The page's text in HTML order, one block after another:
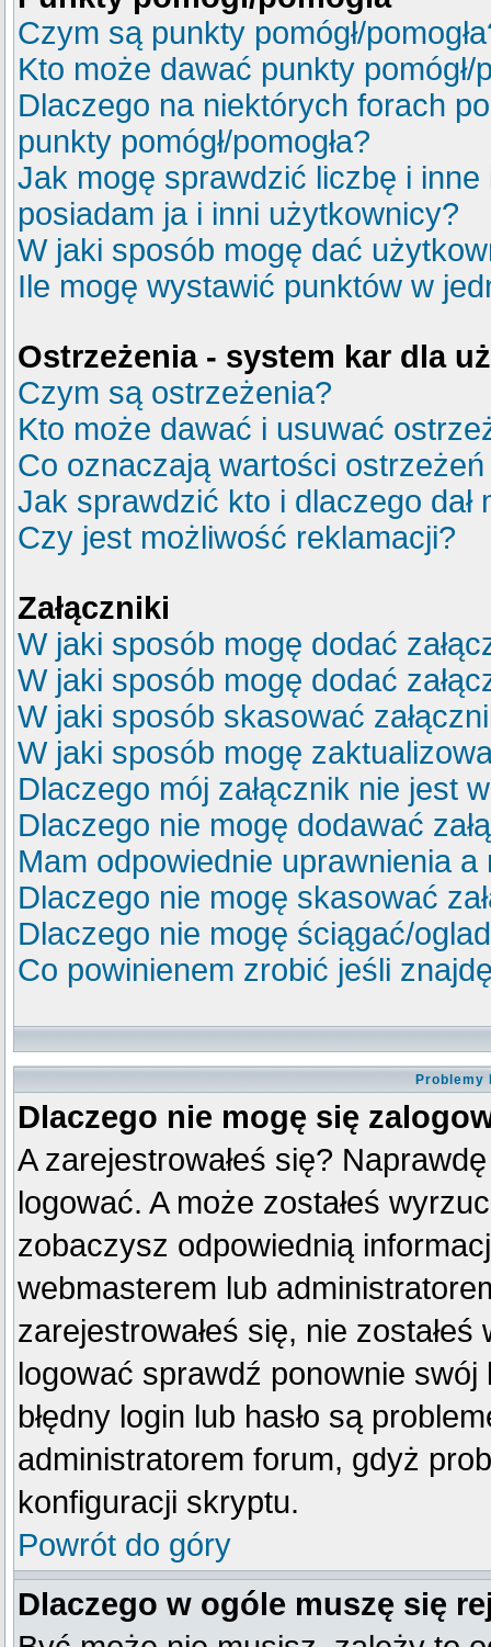
Czym są punkty pomógł/
Kto może dawać punkty pomógł/
Dlaczego na niektórych forach
punkty pomógł/pomogła?
Jak mogę sprawdzić liczbę i
posiadam ja i inni użytkownicy?
W jaki sposób mogę dać
Ile mogę wystawić punktów w
Ostrzeżenia - system kar dla
Czym są ostrzeżenia?
Kto może dawać i usuwać
Co oznaczają wartości
Jak sprawdzić kto i dlaczego dał
Czy jest możliwość reklamacji?
Załączniki
W jaki sposób mogę dodać
W jaki sposób mogę dodać
W jaki sposób skasować
W jaki sposób mogę
Dlaczego mój załącznik nie jest
Dlaczego nie mogę dodawać
Mam odpowiednie uprawnienia
Dlaczego nie mogę skasować
Dlaczego nie mogę ściągać/
Co powinienem zrobić jeśli
Problemy
Dlaczego nie mogę się
A zarejestrowałeś się?
logować. A może zostałeś
zobaczysz odpowiednią
webmasterem lub
zarejestrowałeś się, nie
logować sprawdź ponownie swój
błędny login lub hasło są
administratorem forum, gdyż
konfiguracji skryptu.
Powrót do góry
Dlaczego w ogóle muszę się